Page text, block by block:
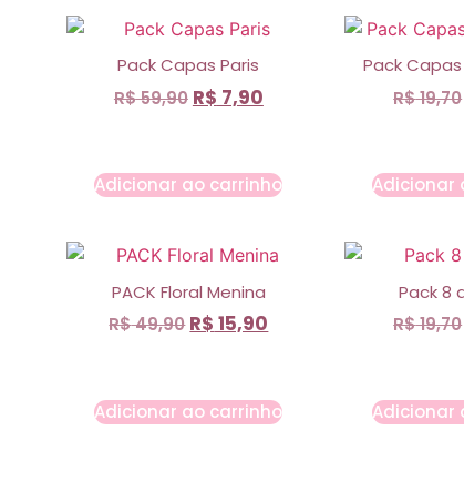
Pack Capas Paris
R$59,90 R$ 7,90
Adicionar ao carrinho
Pack Capas
R$19,70
Adicionar
PACK Floral Menina
R$49,90 R$ 15,90
Adicionar ao carrinho
Pack 8
R$19,70
Adicionar